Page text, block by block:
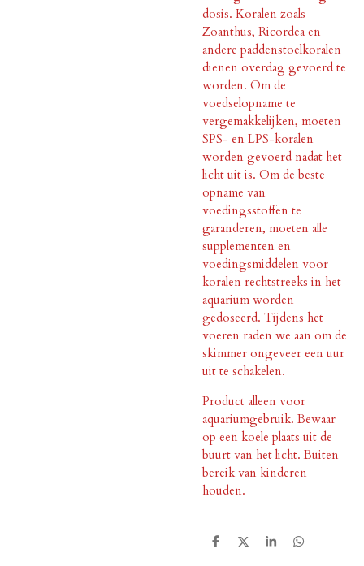
dosis. Koralen zoals
Zoanthus, Ricordea en
andere paddenstoelkoralen
dienen overdag gevoerd te
worden. Om de
voedselopname te
vergemakkelijken, moeten
SPS- en LPS-koralen
worden gevoerd nadat het
licht uit is. Om de beste
opname van
voedingsstoffen te
garanderen, moeten alle
supplementen en
voedingsmiddelen voor
koralen rechtstreeks in het
aquarium worden
gedoseerd. Tijdens het
voeren raden we aan om de
skimmer ongeveer een uur
uit te schakelen.
Product alleen voor
aquariumgebruik. Bewaar
op een koele plaats uit de
buurt van het licht. Buiten
bereik van kinderen
houden.
D
D
S
D